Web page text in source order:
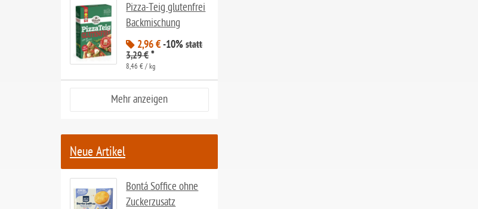
ohne Guarkernmehl
ohne Buchweizen
ohne Knoblauch
Sonnenblumen
ohne Palmöl
Pizza-Teig glutenfrei
Backmischung
2,96 €-10% statt
3,29 €*
8,46 € / kg
Mehr anzeigen
Neue Artikel
Bontá Soffice ohne
Zuckerzusatz